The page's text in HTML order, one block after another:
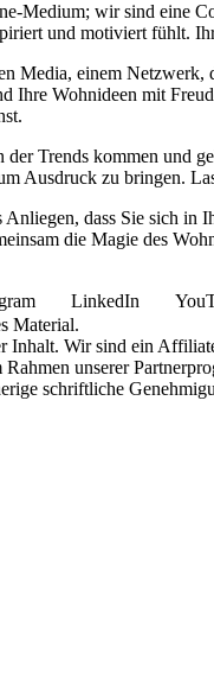
Medium; wir sind eine
und motiviert fühlt.
Media, einem Netzwerk,
Ihre Wohnideen mit
Trends kommen und
Ausdruck zu bringen.
Anliegen, dass Sie sich
die Magie des
LinkedIn
Material.
Wir sind ein
unserer
schriftliche